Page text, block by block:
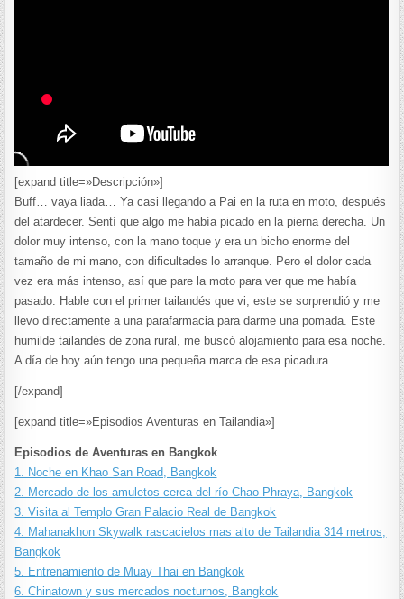
[expand title=»Descripción»]
Buff… vaya liada… Ya casi llegando a Pai en la ruta en moto, después
del atardecer. Sentí que algo me había picado en la pierna derecha. Un
dolor muy intenso, con la mano toque y era un bicho enorme del
tamaño de mi mano, con dificultades lo arranque. Pero el dolor cada
vez era más intenso, así que pare la moto para ver que me había
pasado. Hable con el primer tailandés que vi, este se sorprendió y me
llevo directamente a una parafarmacia para darme una pomada. Este
humilde tailandés de zona rural, me buscó alojamiento para esa noche.
A día de hoy aún tengo una pequeña marca de esa picadura.
[/expand]
[expand title=»Episodios Aventuras en Tailandia»]
Episodios de Aventuras en Bangkok
1. Noche en Khao San Road, Bangkok
2. Mercado de los amuletos cerca del río Chao Phraya, Bangkok
3. Visita al Templo Gran Palacio Real de Bangkok
4. Mahanakhon Skywalk rascacielos mas alto de Tailandia 314 metros,
Bangkok
5. Entrenamiento de Muay Thai en Bangkok
6. Chinatown y sus mercados nocturnos, Bangkok